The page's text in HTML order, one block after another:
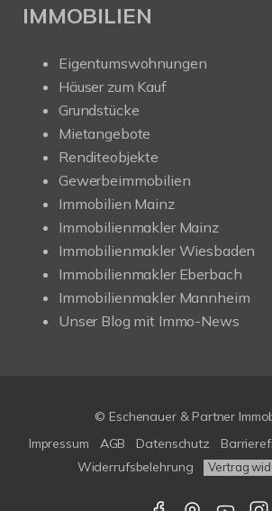
IMMOBILIEN
Eigentumswohnungen
Häuser zum Kauf
Grundstücke
Mietangebote
Renditeobjekte
Gewerbeimmobilien
Immobilien Mainz
Immobilienmakler Mainz
Immobilienmakler Wiesbaden
Immobilienmakler Eberbach
Immobilienmakler Mannheim
Unser Blog mit Immo-News
© Eschenauer & Partner
Impressum
AGB Datenschutz
Widerrufsbelehrung
Vertrag